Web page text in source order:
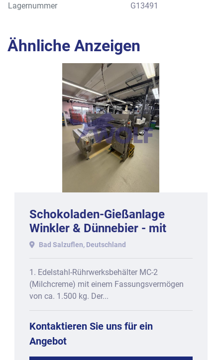
Lagernummer
G13491
Ähnliche Anzeigen
Schokoladen-Gießanlage
Winkler & Dünnebier - mit
One-Shot + Triple-Shot-
Funktion, bestehend aus
Bad Salzuflen, Deutschland
1. Edelstahl-Rührwerksbehälter MC-2
(Milchcreme) mit einem Fassungsvermögen
von ca. 1.500 kg. Der...
Kontaktieren Sie uns für ein
Angebot